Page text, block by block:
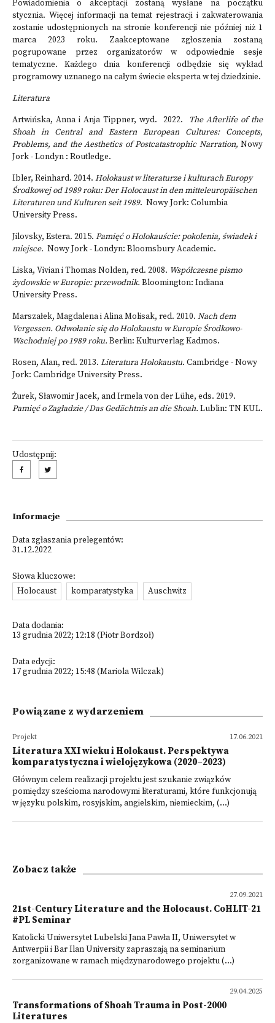
Powiadomienia o akceptacji zostaną wysłane na początku
stycznia. Więcej informacji na temat rejestracji i zakwaterowania
zostanie udostępnionych na stronie konferencji nie później niż 1
marca 2023 roku. Zaakceptowane zgłoszenia zostaną
pogrupowane przez organizatorów w odpowiednie sesje
tematyczne. Każdego dnia konferencji odbędzie się wykład
programowy uznanego na całym świecie eksperta w tej dziedzinie.
Literatura
Artwińska, Anna i Anja Tippner, wyd. 2022.
The Afterlife of the
Shoah in Central and Eastern European Cultures: Concepts,
Problems, and the Aesthetics of Postcatastrophic Narration, Nowy
Jork - Londyn : Routledge.
Ibler, Reinhard. 2014. Holokaust w literaturze i kulturach Europy
Środkowej od 1989 roku: Der Holocaust in den mitteleuropäischen
Literaturen und Kulturen seit 1989. Nowy Jork: Columbia
University Press.
Jilovsky, Estera. 2015. Pamięć o Holokauście: pokolenia, świadek i
miejsce. Nowy Jork - Londyn: Bloomsbury Academic.
Liska, Vivian i Thomas Nolden, red. 2008. Współczesne pismo
żydowskie w Europie: przewodnik. Bloomington: Indiana
University Press.
Marszałek, Magdalena i Alina Molisak, red. 2010. Nach dem
Vergessen. Odwołanie się do Holokaustu w Europie Środkowo-
Wschodniej po 1989 roku. Berlin: Kulturverlag Kadmos.
Rosen, Alan, red. 2013. Literatura Holokaustu. Cambridge - Nowy
Jork: Cambridge University Press.
Żurek, Sławomir Jacek, and Irmela von der Lühe, eds. 2019.
Pamięć o Zagładzie / Das Gedächtnis an die Shoah. Lublin: TN KUL.
Udostępnij:
Informacje
Data zgłaszania prelegentów:
31.12.2022
Słowa kluczowe:
Holocaust
komparatystyka Auschwitz
Data dodania:
13 grudnia 2022; 12:18 (Piotr Bordzoł)
Data edycji:
17 grudnia 2022; 15:48 (Mariola Wilczak)
Powiązane z wydarzeniem
17.06.2021
Projekt
Literatura XXI wieku i Holokaust. Perspektywa
komparatystyczna i wielojęzykowa (2020–2023)
Głównym celem realizacji projektu jest szukanie związków
pomiędzy sześcioma narodowymi literaturami, które funkcjonują
w języku polskim, rosyjskim, angielskim, niemieckim, (...)
Zobacz także
27.09.2021
21st-Century Literature and the Holocaust. CoHLIT-21
#PL Seminar
Katolicki Uniwersytet Lubelski Jana Pawła II, Uniwersytet w
Antwerpii i Bar Ilan University zapraszają na seminarium
zorganizowane w ramach międzynarodowego projektu (...)
29.04.2025
Transformations of Shoah Trauma in Post-2000
Literatures